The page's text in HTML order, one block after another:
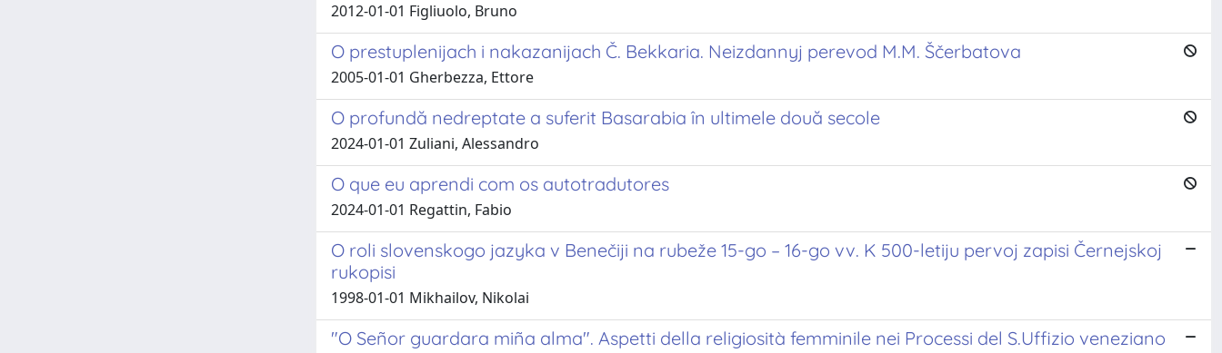
2012-01-01 Figliuolo, Bruno
O prestuplenijach i nakazanijach Č. Bekkaria. Neizdannyj perevod M.M. Ščerbatova
2005-01-01 Gherbezza, Ettore
O profundă nedreptate a suferit Basarabia în ultimele două secole
2024-01-01 Zuliani, Alessandro
O que eu aprendi com os autotradutores
2024-01-01 Regattin, Fabio
O roli slovenskogo jazyka v Benečiji na rubeže 15-go – 16-go vv. K 500-letiju pervoj zapisi Černejskoj
rukopisi
1998-01-01 Mikhailov, Nikolai
"O Señor guardara miña alma". Aspetti della religiosità femminile nei Processi del S.Uffizio veneziano